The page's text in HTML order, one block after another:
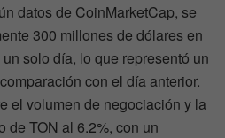
datos de CoinMarketCap, se
300 millones de dólares en
solo día, lo que representó un
con el día anterior.
el volumen de negociación y la
de TON al 6.2%, con un